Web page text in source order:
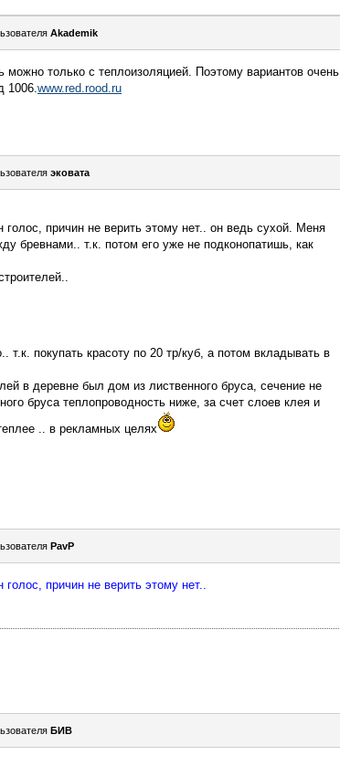
Akademik
только с теплоизоляцией. Поэтому вариантов очень
1006.www.red.rood.ru
эковата
причин не верить этому нет.. он ведь сухой. Меня
бревнами.. т.к. потом его уже не подконопатишь, как
покупать красоту по 20 тр/куб, а потом вкладывать в
в деревне был дом из лиственного бруса, сечение не
бруса теплопроводность ниже, за счет слоев клея и
.. в рекламных целях
PavP
причин не верить этому нет..
БИВ